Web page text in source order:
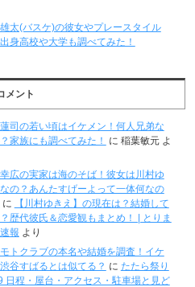
太(バスケ)の彼女やプレースタイル
身高校や大学も調べてみた！
メント
司の若い頃はイケメン！何人兄弟な
家族にも調べてみた！
に 稲葉敏元よ
広の実家は海のそば！彼女は川村ゆ
の？あんたすげーよって一体何なの
に
【川村ゆきえ】の現在は？結婚して
歴代彼氏＆恋愛観もまとめ！ | とりま
報 より
トクラブの本名や結婚を調査！イケ
谷すばるとは似てる？ に たたら祭り
日程・屋台・アクセス・駐車場と見ど